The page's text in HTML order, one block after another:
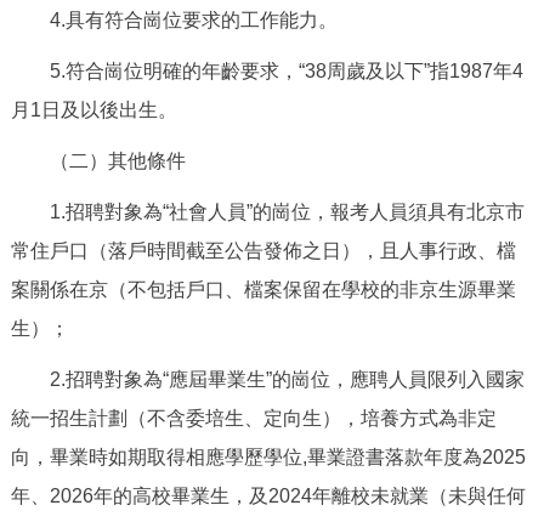
北京概況
多語種
ENGLISH 한국어
DEUTSCH FRANÇAIS РУССКИЙ ЯЗЫК
ESPAÑOL العربية PORTUGUÊS
4.具有符合崗位要求的工作能力。
5.符合崗位明確的年齡要求，“38周歲及以下”指1987年4
月1日及以後出生。
（二）其他條件
1.招聘對象為“社會人員”的崗位，報考人員須具有北京市
常住戶口（落戶時間截至公告發佈之日），且人事行政、檔
案關係在京（不包括戶口、檔案保留在學校的非京生源畢業
生）；
2.招聘對象為“應屆畢業生”的崗位，應聘人員限列入國家
統一招生計劃（不含委培生、定向生），培養方式為非定
向，畢業時如期取得相應學歷學位,畢業證書落款年度為2025
年、2026年的高校畢業生，及2024年離校未就業（未與任何